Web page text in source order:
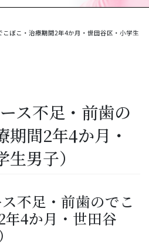
ぼこ・治療期間2年4か月・世田谷区・小学生
ス不足・前歯の
期間2年4か月・
男子）
不足・前歯のでこ
4か月・世田谷